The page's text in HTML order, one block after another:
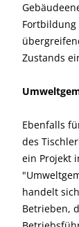
Fortbildung
Zustands
Ebenfalls
des
ein Projekt
handelt
Betrieben,